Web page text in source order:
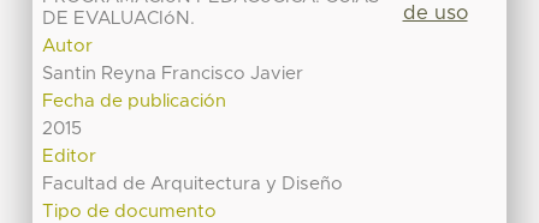
DE EVALUACIóN.
Autor
Santin Reyna Francisco Javier
Fecha de publicación
2015
Editor
Facultad de Arquitectura y Diseño
Tipo de documento
de uso